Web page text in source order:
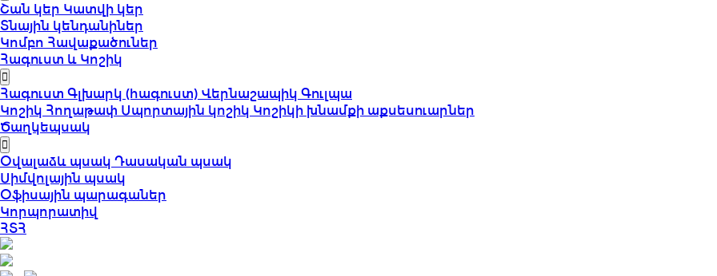
Շան կեր Կատվի կեր
Տնային կենդանիներ
Կոմբո Հավաքածուներ
Հագուստ և Կոշիկ
Հագուստ Գլխարկ (հագուստ) Վերնաշապիկ Գուլպա
Կոշիկ Հողաթափ Սպորտային կոշիկ Կոշիկի խնամքի աքսեսուարներ
Ծաղկեպսակ
Օվալաձև պսակ Դասական պսակ
Սիմվոլային պսակ
Օֆիսային պարագաներ
Կորպորատիվ
ՀՏՀ